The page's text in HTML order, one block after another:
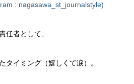
: nagasawa_st_journalstyle)
任者として、
タイミング（嬉しくて涙）。